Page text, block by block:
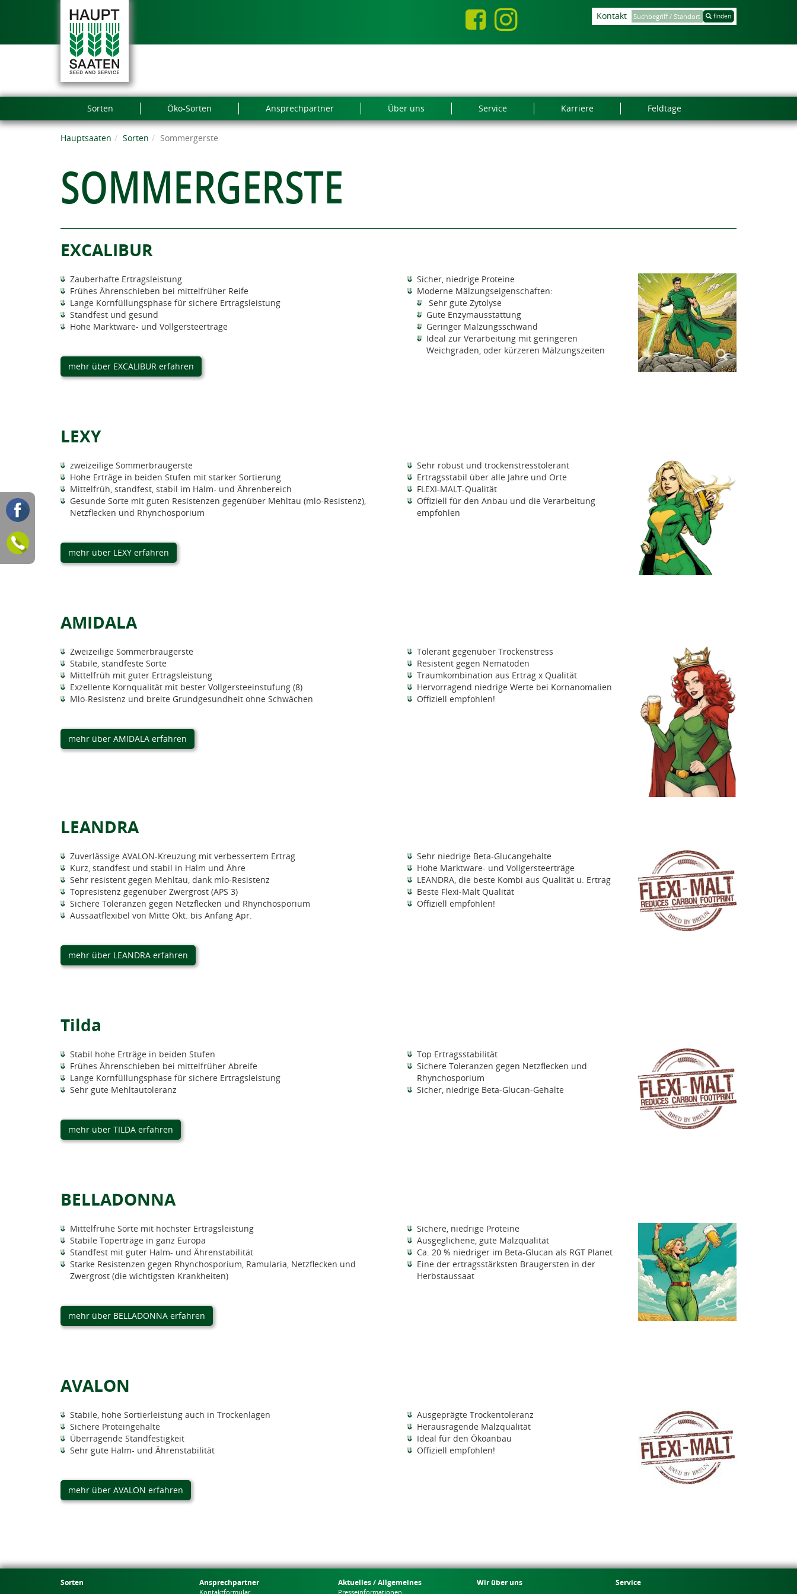
finden
Kontakt
Sorten Öko-Sorten Ansprechpartner Über uns Service Karriere Feldtage
Hauptsaaten Sorten Sommergerste
SOMMERGERSTE
EXCALIBUR
Zauberhafte Ertragsleistung
Frühes Ährenschieben bei mittelfrüher Reife
Lange Kornfüllungsphase für sichere Ertragsleistung
Standfest und gesund
Hohe Marktware- und Vollgersteerträge
mehr über EXCALIBUR erfahren
Sicher, niedrige Proteine
Moderne Mälzungseigenschaften:
Sehr gute Zytolyse
Gute Enzymausstattung
Geringer Mälzungsschwand
Ideal zur Verarbeitung mit geringeren
Weichgraden, oder kürzeren Mälzungszeiten
LEXY
zweizeilige Sommerbraugerste
Hohe Erträge in beiden Stufen mit starker Sortierung
Mittelfrüh, standfest, stabil im Halm- und Ährenbereich
Gesunde Sorte mit guten Resistenzen gegenüber Mehltau (mlo-Resistenz),
Netzflecken und Rhynchosporium
mehr über LEXY erfahren
Sehr robust und trockenstresstolerant
Ertragsstabil über alle Jahre und Orte
FLEXI-MALT-Qualität
Offiziell für den Anbau und die Verarbeitung
empfohlen
AMIDALA
Zweizeilige Sommerbraugerste
Stabile, standfeste Sorte
Mittelfrüh mit guter Ertragsleistung
Exzellente Kornqualität mit bester Vollgersteeinstufung (8)
Mlo-Resistenz und breite Grundgesundheit ohne Schwächen
mehr über AMIDALA erfahren
Tolerant gegenüber Trockenstress
Resistent gegen Nematoden
Traumkombination aus Ertrag x Qualität
Hervorragend niedrige Werte bei Kornanomalien
Offiziell empfohlen!
LEANDRA
Zuverlässige AVALON-Kreuzung mit verbessertem Ertrag
Kurz, standfest und stabil in Halm und Ähre
Sehr resistent gegen Mehltau, dank mlo-Resistenz
Topresistenz gegenüber Zwergrost (APS 3)
Sichere Toleranzen gegen Netzflecken und Rhynchosporium
Aussaatflexibel von Mitte Okt. bis Anfang Apr.
mehr über LEANDRA erfahren
Sehr niedrige Beta-Glucangehalte
Hohe Marktware- und Vollgersteerträge
LEANDRA, die beste Kombi aus Qualität u. Ertrag
Beste Flexi-Malt Qualität
Offiziell empfohlen!
Tilda
Stabil hohe Erträge in beiden Stufen
Frühes Ährenschieben bei mittelfrüher Abreife
Lange Kornfüllungsphase für sichere Ertragsleistung
Sehr gute Mehltautoleranz
mehr über TILDA erfahren
Top Ertragsstabilität
Sichere Toleranzen gegen Netzflecken und
Rhynchosporium
Sicher, niedrige Beta-Glucan-Gehalte
BELLADONNA
Mittelfrühe Sorte mit höchster Ertragsleistung
Stabile Toperträge in ganz Europa
Standfest mit guter Halm- und Ährenstabilität
Starke Resistenzen gegen Rhynchosporium, Ramularia, Netzflecken und
Zwergrost (die wichtigsten Krankheiten)
mehr über BELLADONNA erfahren
Sichere, niedrige Proteine
Ausgeglichene, gute Malzqualität
Ca. 20 % niedriger im Beta-Glucan als RGT Planet
Eine der ertragsstärksten Braugersten in der
Herbstaussaat
AVALON
Stabile, hohe Sortierleistung auch in Trockenlagen
Sichere Proteingehalte
Überragende Standfestigkeit
Sehr gute Halm- und Ährenstabilität
mehr über AVALON erfahren
Ausgeprägte Trockentoleranz
Herausragende Malzqualität
Ideal für den Ökoanbau
Offiziell empfohlen!
Sorten Ansprechpartner
Kontaktformular
Aktuelles / Allgemeines
Presseinformationen
Wir über uns Service